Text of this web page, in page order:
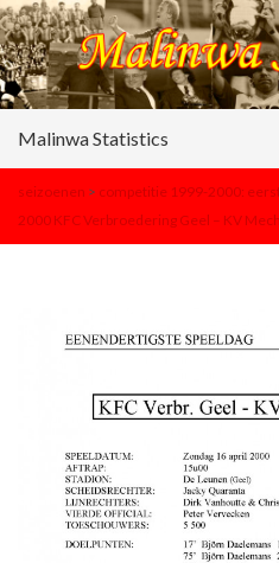
Malinwa Statistics
seizoenen > competitie 1999-2000:
2000 KFC Verbroedering Geel – KV